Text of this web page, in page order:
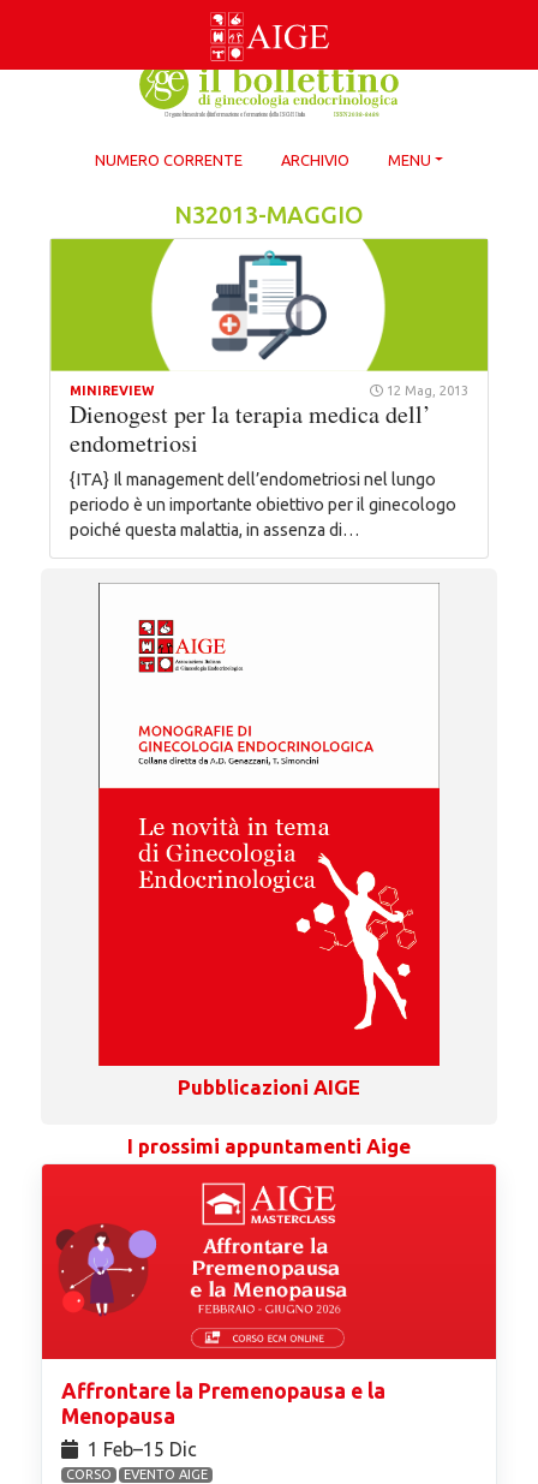
NUMERO CORRENTE ARCHIVIO MENU
N32013-MAGGIO
MINIREVIEW 12 Mag, 2013
Dienogest per la terapia medica dell’
endometriosi
{ITA} Il management dell’endometriosi nel lungo
periodo è un importante obiettivo per il ginecologo
poiché questa malattia, in assenza di…
Pubblicazioni AIGE
I prossimi appuntamenti Aige
Affrontare la Premenopausa e la
Menopausa
1 Feb⁠–15 Dic
CORSO EVENTO AIGE